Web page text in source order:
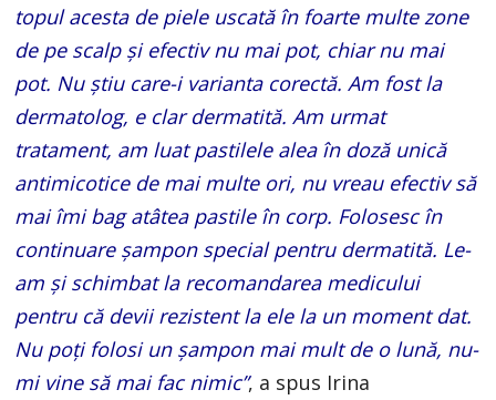
topul acesta de piele uscată în foarte multe zone
de pe scalp și efectiv nu mai pot, chiar nu mai
pot. Nu știu care-i varianta corectă. Am fost la
dermatolog, e clar dermatită. Am urmat
tratament, am luat pastilele alea în doză unică
antimicotice de mai multe ori, nu vreau efectiv să
mai îmi bag atâtea pastile în corp. Folosesc în
continuare șampon special pentru dermatită. Le-
am și schimbat la recomandarea medicului
pentru că devii rezistent la ele la un moment dat.
Nu poți folosi un șampon mai mult de o lună, nu-
mi vine să mai fac nimic”, a spus Irina